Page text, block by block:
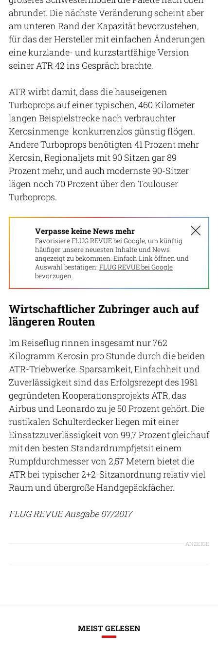
abrundet. Die nächste Veränderung scheint aber
am unteren Rand der Kapazität bevorzustehen,
für das der Hersteller mit einfachen Änderungen
eine kurzlande- und kurzstartfähige Version
seiner ATR 42 ins Gespräch brachte.
ATR wirbt damit, dass die hauseigenen
Turboprops auf einer typischen, 460 Kilometer
langen Beispielstrecke nach verbrauchter
Kerosinmenge konkurrenzlos günstig flögen.
Andere Turbo­props benötigten 41 Prozent mehr
Kerosin, Regionaljets mit 90 Sitzen gar 89
Prozent mehr, und auch modernste 90-Sitzer
lägen noch 70 Prozent über den Toulouser
Turboprops.
Verpasse keine News mehr
Favorisiere FLUG REVUE bei Google, um künftig
häufiger unsere neuesten Inhalte und News
angezeigt zu bekommen. Einfach Link öffnen und
Auswahl bestätigen: FLUG REVUE bei Google
bevorzugen.
Wirtschaftlicher Zubringer auch auf
längeren Routen
Im Reiseflug rinnen insgesamt nur 762
Kilogramm Kerosin pro Stunde durch die beiden
ATR-Triebwerke. Sparsamkeit, Einfachheit und
Zuverlässigkeit sind das Erfolgsrezept des 1981
gegründeten Kooperationsprojekts ATR, das
Airbus und Leonardo zu je 50 Prozent gehört. Die
rustikalen Schulterdecker liegen mit einer
Einsatzzuverlässigkeit von 99,7 Prozent gleichauf
mit den besten Standardrumpfjetsit einem
Rumpfdurchmesser von 2,57 Metern bietet die
ATR bei typischer 2+2-Sitzanordnung relativ viel
Raum und übergroße Handgepäckfächer.
FLUG REVUE Ausgabe 07/2017
ANZEIGE
MEIST GELESEN